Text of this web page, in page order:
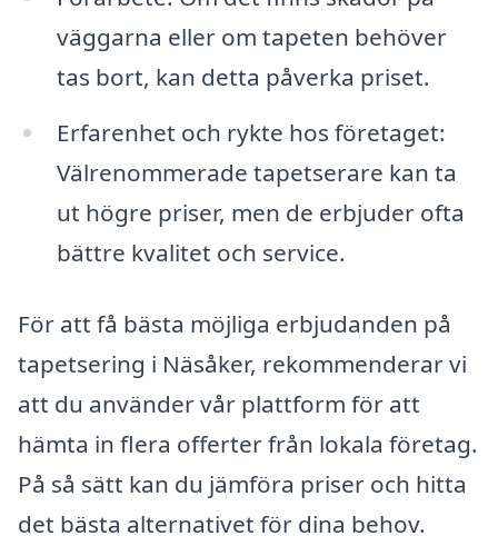
väggarna eller om tapeten behöver
tas bort, kan detta påverka priset.
Erfarenhet och rykte hos företaget:
Välrenommerade tapetserare kan ta
ut högre priser, men de erbjuder ofta
bättre kvalitet och service.
För att få bästa möjliga erbjudanden på
tapetsering i Näsåker, rekommenderar vi
att du använder vår plattform för att
hämta in flera offerter från lokala företag.
På så sätt kan du jämföra priser och hitta
det bästa alternativet för dina behov.